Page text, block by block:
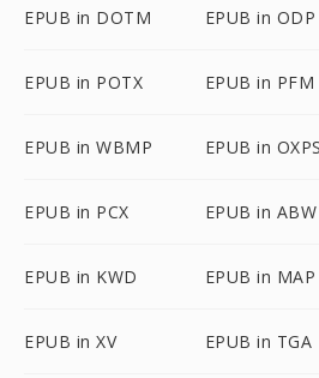
EPUB in DOTM EPUB in ODP
EPUB in POTX EPUB in PFM
EPUB in WBMP EPUB in OXPS
EPUB in PCX EPUB in ABW
EPUB in KWD EPUB in MAP
EPUB in XV EPUB in TGA